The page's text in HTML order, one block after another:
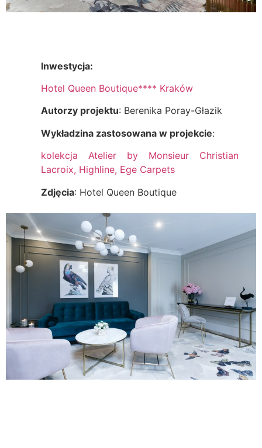
Inwestycja:
Hotel Queen Boutique**** Kraków
Autorzy projektu: Berenika Poray-Głazik
Wykładzina zastosowana w projekcie:
kolekcja Atelier by Monsieur Christian
Lacroix, Highline, Ege Carpets
Zdjęcia: Hotel Queen Boutique